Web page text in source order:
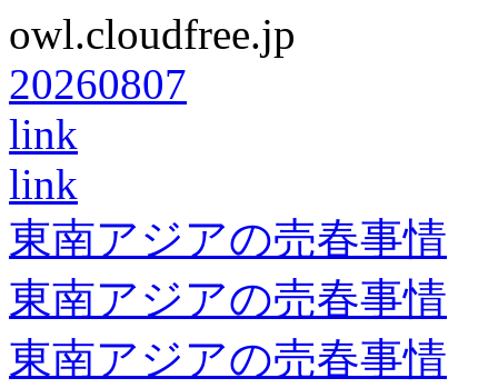
owl.cloudfree.jp
20260807
link
link
東南アジアの売春事情
東南アジアの売春事情
東南アジアの売春事情